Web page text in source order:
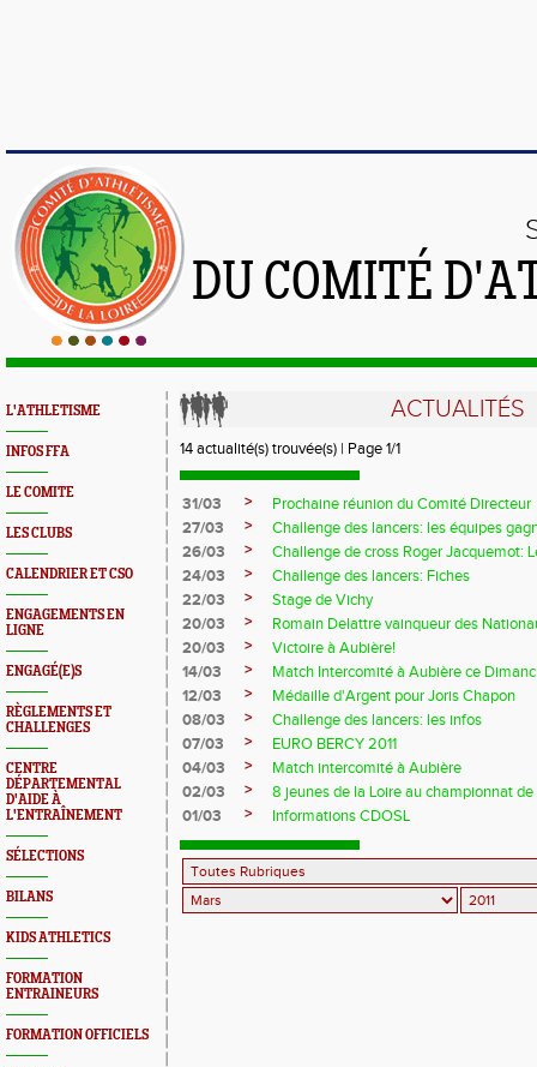
DU COMITÉ
L'ATHLETISME
INFOS FFA
LE COMITE
LES CLUBS
CALENDRIER ET CSO
ENGAGEMENTS EN
LIGNE
ENGAGÉ(E)S
RÈGLEMENTS ET
CHALLENGES
CENTRE
DÉPARTEMENTAL
D'AIDE À
L'ENTRAÎNEMENT
SÉLECTIONS
BILANS
KIDS ATHLETICS
FORMATION
ENTRAINEURS
FORMATION OFFICIELS
ACTUALITÉS
14 actualité(s) trouvée(s) | Page 1/1
31/03 >
Prochaine réunion du Comité Directeur
27/03
>
Challenge des lancers: les équipes
26/03
>
Challenge de cross Roger Jacquemot:
24/03
>
Challenge des lancers: Fiches
22/03
>
Stage de Vichy
20/03
>
Romain Delattre vainqueur des
20/03
>
Victoire à Aubière!
14/03
>
Match Intercomité à Aubière ce
12/03
>
Médaille d'Argent pour Joris Chapon
08/03
>
Challenge des lancers: les infos
07/03
>
EURO BERCY 2011
04/03
>
Match intercomité à Aubière
02/03
>
8 jeunes de la Loire au championnat
01/03
> Informations CDOSL